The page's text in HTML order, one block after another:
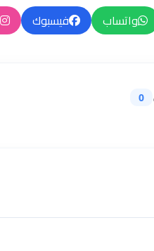
واتساب فيسبوك
0